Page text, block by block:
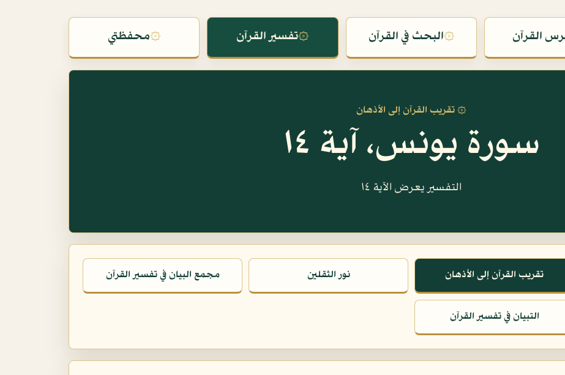
القرآن ۞البحث في القرآن ۞تفسير القرآن ۞محفظتي
۞ تقريب القرآن إلى الأذهان
سورة يونس، آية ١٤
التفسير يعرض الآية ١٤
تقريب القرآن إلى الأذهان نور الثقلين مجمع البيان في تفسير القرآن
التبيان في تفسير القرآن